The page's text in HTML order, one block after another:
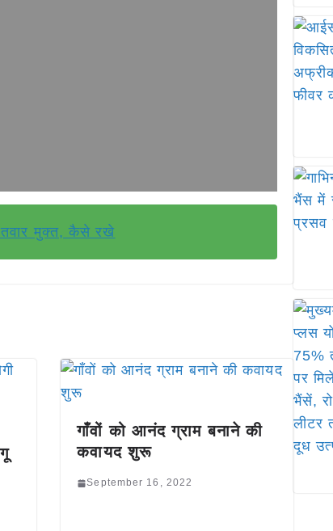
मुक्त, कैसे रखे
गाँवों को आनंद ग्राम बनाने की
कवायद शुरू
September 16, 2022